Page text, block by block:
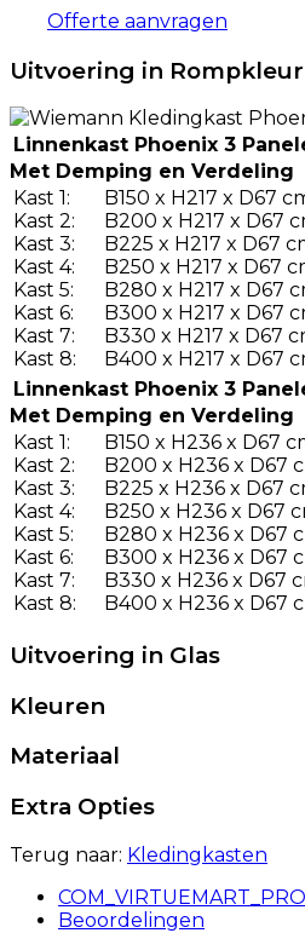
Offerte aanvragen
Uitvoering in Rompkleur
Linnenkast Phoenix 3
Met Demping en Verdeling
Kast 1:
Kast 2:
Kast 3:
Kast 4:
Kast 5:
Kast 6:
Kast 7:
Kast 8:
B150 x H217 x D67
B200 x H217 x D67
B225 x H217 x D67
B250 x H217 x D67
B280 x H217 x D67
B300 x H217 x D67
B330 x H217 x D67
B400 x H217 x D67
Linnenkast Phoenix 3
Met Demping en Verdeling
Kast 1:
Kast 2:
Kast 3:
Kast 4:
Kast 5:
Kast 6:
Kast 7:
Kast 8:
B150 x H236 x D67
B200 x H236 x D67
B225 x H236 x D67
B250 x H236 x D67
B280 x H236 x D67
B300 x H236 x D67
B330 x H236 x D67
B400 x H236 x D67
Uitvoering in Glas
Kleuren
Materiaal
Extra Opties
Terug naar: Kledingkasten
Beoordelingen